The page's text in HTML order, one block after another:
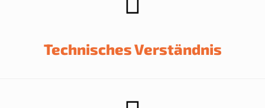
Technisches Verständnis